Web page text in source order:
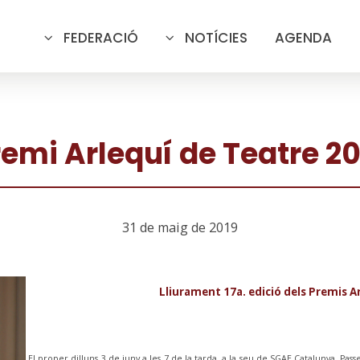
FEDERACIÓ NOTÍCIES AGENDA
Arlequí de Teatre
31 de maig de 2019
Lliurament 17a. edició dels Premis